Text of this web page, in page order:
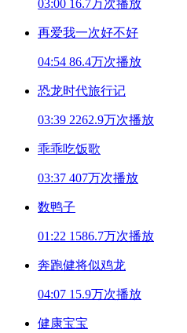
03:00 16.7万次播放
再爱我一次好不好
04:54 86.4万次播放
恐龙时代旅行记
03:39 2262.9万次播放
乖乖吃饭歌
03:37 407万次播放
数鸭子
01:22 1586.7万次播放
奔跑健将似鸡龙
04:07 15.9万次播放
健康宝宝